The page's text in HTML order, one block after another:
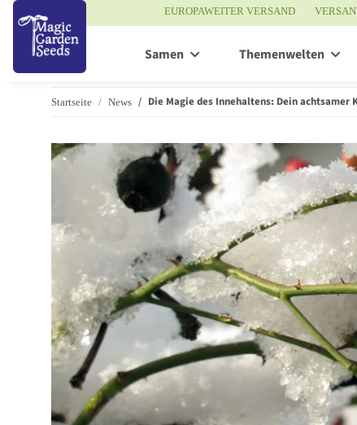
EUROPAWEITER VERSAND
Samen Themenwelten
Startseite News Die Magie des Innehaltens: Dein